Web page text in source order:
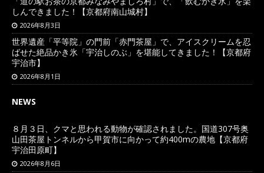
しんできました！【京都府南山城村】
2026年8月3日
世界遺産「平等院」の門前「赤門茶屋」で、アイスクリームを忍
ばせた絶品かき氷「宇治しのぶ」を堪能してきました！【京都府
宇治市】
2026年8月1日
NEWS
８月３日、クマと思われる動物が確認されました。国道307号奥
山田茶屋トンネルから甲賀市に向かって約400mの農地【京都府
宇治田原町】
2026年8月6日